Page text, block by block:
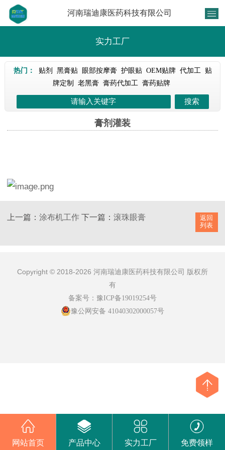
河南瑞迪康医药科技有限公司
实力工厂
热门： 贴剂 黑膏贴 眼部按摩膏 护眼贴 OEM贴牌 代加工
贴
牌定制
老黑膏 膏药代加工 膏药贴牌
膏剂灌装
返回
列表
上一篇： 涂布机工作 下一篇： 滚珠眼膏
Copyright © 2018-2026 河南瑞迪康医药科技有限公司 版权所
有
备案号： 豫ICP备19019254号
豫公网安备 41040302000057号
网站首页 产品中心 实力工厂 免费领样